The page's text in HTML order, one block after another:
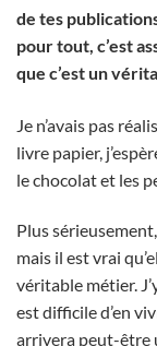
de tes
pour tout, c’est
que c’est un
Je n’avais pas
livre papier,
le chocolat et les
Plus
mais il est vrai
véritable métier.
est difficile d’en
arrivera peut-être